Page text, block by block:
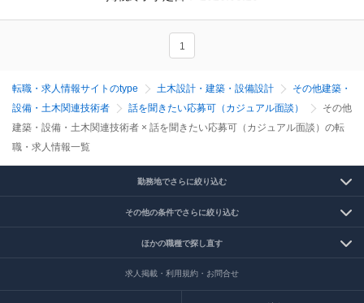
1
転職・求人情報サイトのtype 土木設計・建築・設備設計
その他建築・
設備・土木関連技術者
話を聞きたい応募可（カジュアル面談）
その他
建築・設備・土木関連技術者 × 話を聞きたい応募可（カジュアル面談）の転
職・求人情報一覧
勤務地でさらに絞り込む
その他の条件でさらに絞り込む
ほかの職種で探し直す
求人掲載・利用規約・お問合せ